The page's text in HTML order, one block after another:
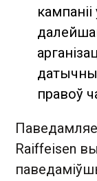
правоў
Raiffeisen